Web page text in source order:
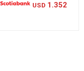
USD 1.352